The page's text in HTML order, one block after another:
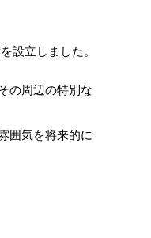
設立しました。
の周辺の特別な
囲気を将来的に